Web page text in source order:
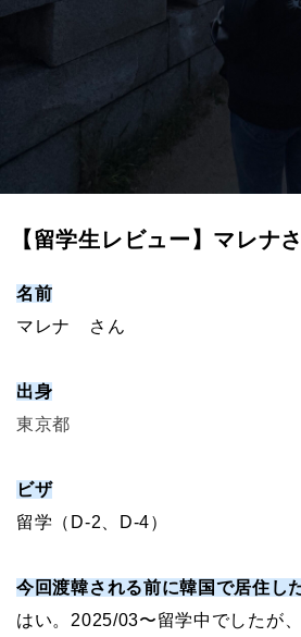
【留学生レビュー】マレナ
名前
マレナ さん
出身
東京都
ビザ
留学（D-2、D-4）
今回渡韓される前に韓国で居住し
はい。2025/03〜留学中でしたが